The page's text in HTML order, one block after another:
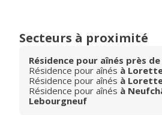
Secteurs à proximité
Résidence pour aînés près
Résidence pour aînés à
Résidence pour aînés à
Résidence pour aînés à
Lebourgneuf